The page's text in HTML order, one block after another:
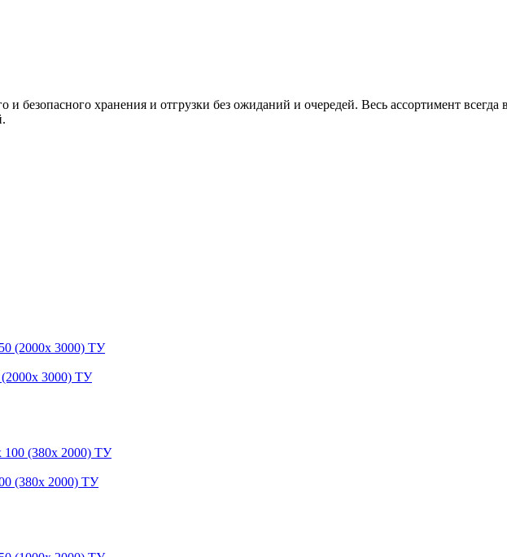
и безопасного хранения и отгрузки без ожиданий и очередей. Весь ассортимент
(2000х 3000) ТУ
(380х 2000) ТУ